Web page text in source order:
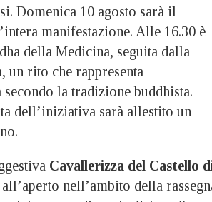
Domenica 10 agosto sarà il
manifestazione. Alle 16.30 è
della Medicina, seguita dalla
un rito che rappresenta
la tradizione buddhista.
dell’iniziativa sarà allestito un
Cavallerizza del Castello
nell’ambito della